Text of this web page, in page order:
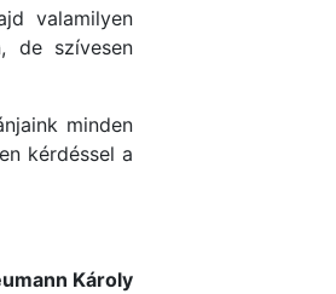
valamilyen
de szívesen
minden
kérdéssel a
Károly